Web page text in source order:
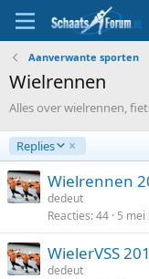
Aanverwante sporten
Wielrennen
Alles over wielrennen,
Replies
A
f
l
o
n
d
Wielrennen
dedeut
Reacties 44 5 mei
WielerVSS
dedeut